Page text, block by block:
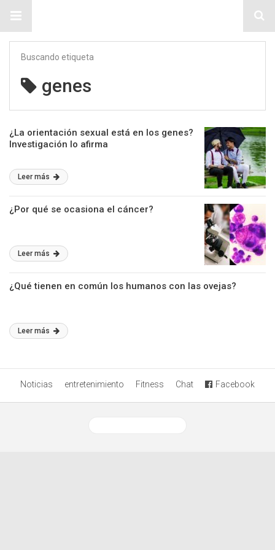
Buscando etiqueta
genes
¿La orientación sexual está en los genes?
Investigación lo afirma
Leer más
¿Por qué se ocasiona el cáncer?
Leer más
¿Qué tienen en común los humanos con las ovejas?
Leer más
Noticias entretenimiento Fitness Chat Facebook